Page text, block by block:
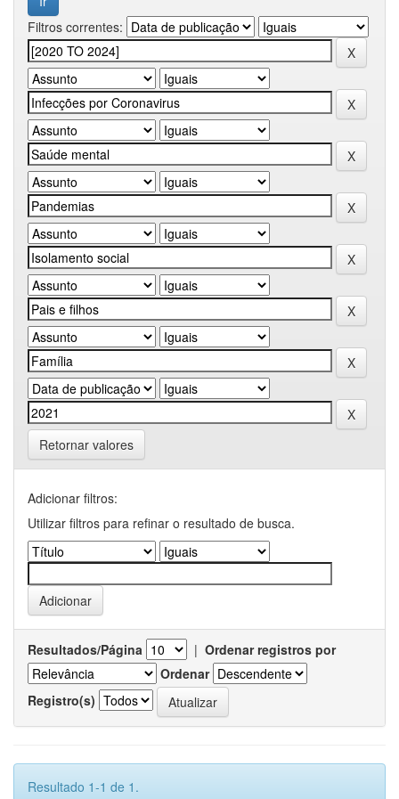
Filtros correntes:
Retornar valores
Adicionar filtros:
Utilizar filtros para refinar o resultado de busca.
Resultados/Página | Ordenar registros por
Ordenar
Registro(s)
Resultado 1-1 de 1.